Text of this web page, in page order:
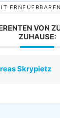
VON
ZUHAUSE:
Skrypietz